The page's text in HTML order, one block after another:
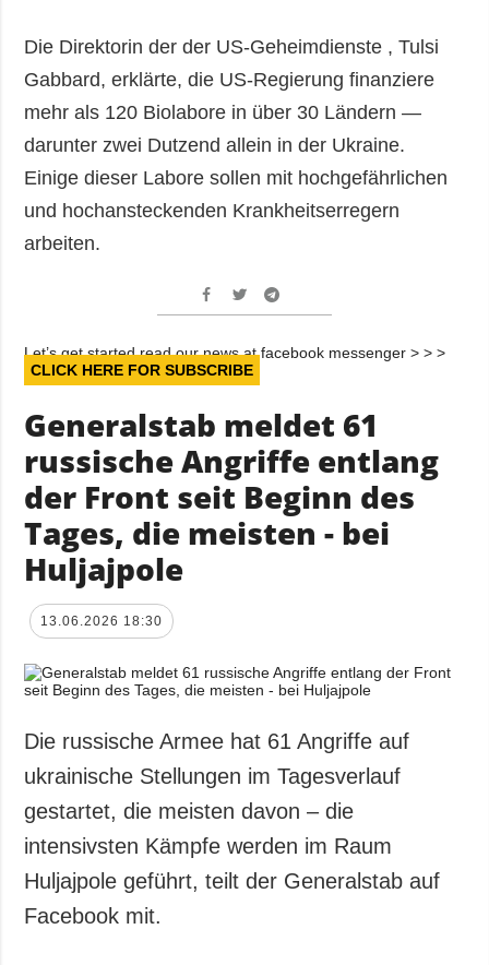
Die Direktorin der der US-Geheimdienste , Tulsi
Gabbard, erklärte, die US-Regierung finanziere
mehr als 120 Biolabore in über 30 Ländern —
darunter zwei Dutzend allein in der Ukraine.
Einige dieser Labore sollen mit hochgefährlichen
und hochansteckenden Krankheitserregern
arbeiten.
Let’s get started read our news at facebook messenger > > >
CLICK HERE FOR SUBSCRIBE
Generalstab meldet 61
russische Angriffe entlang
der Front seit Beginn des
Tages, die meisten - bei
Huljajpole
13.06.2026 18:30
Die russische Armee hat 61 Angriffe auf
ukrainische Stellungen im Tagesverlauf
gestartet, die meisten davon – die
intensivsten Kämpfe werden im Raum
Huljajpole geführt, teilt der Generalstab auf
Facebook mit.